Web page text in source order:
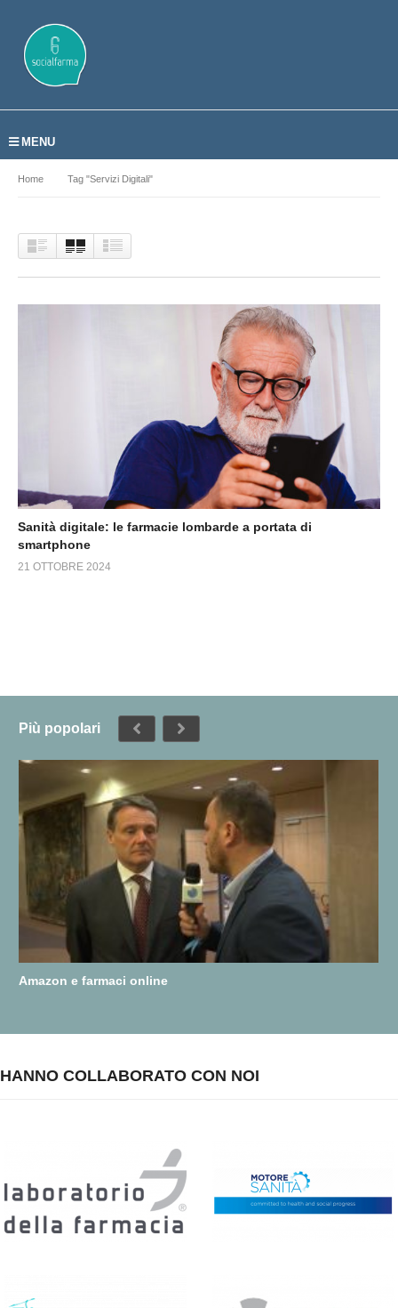
MENU
Home Tag "Servizi Digitali"
Sanità digitale: le farmacie lombarde a portata di
smartphone
21 OTTOBRE 2024
Più popolari
Amazon e farmaci online
HANNO COLLABORATO CON NOI